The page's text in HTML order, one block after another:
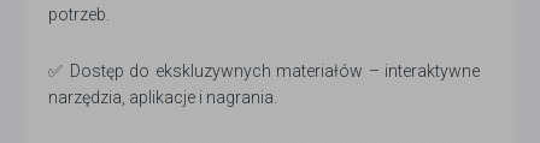
potrzeb.
✅ Dostęp do ekskluzywnych materiałów – interaktywne
narzędzia, aplikacje i nagrania.